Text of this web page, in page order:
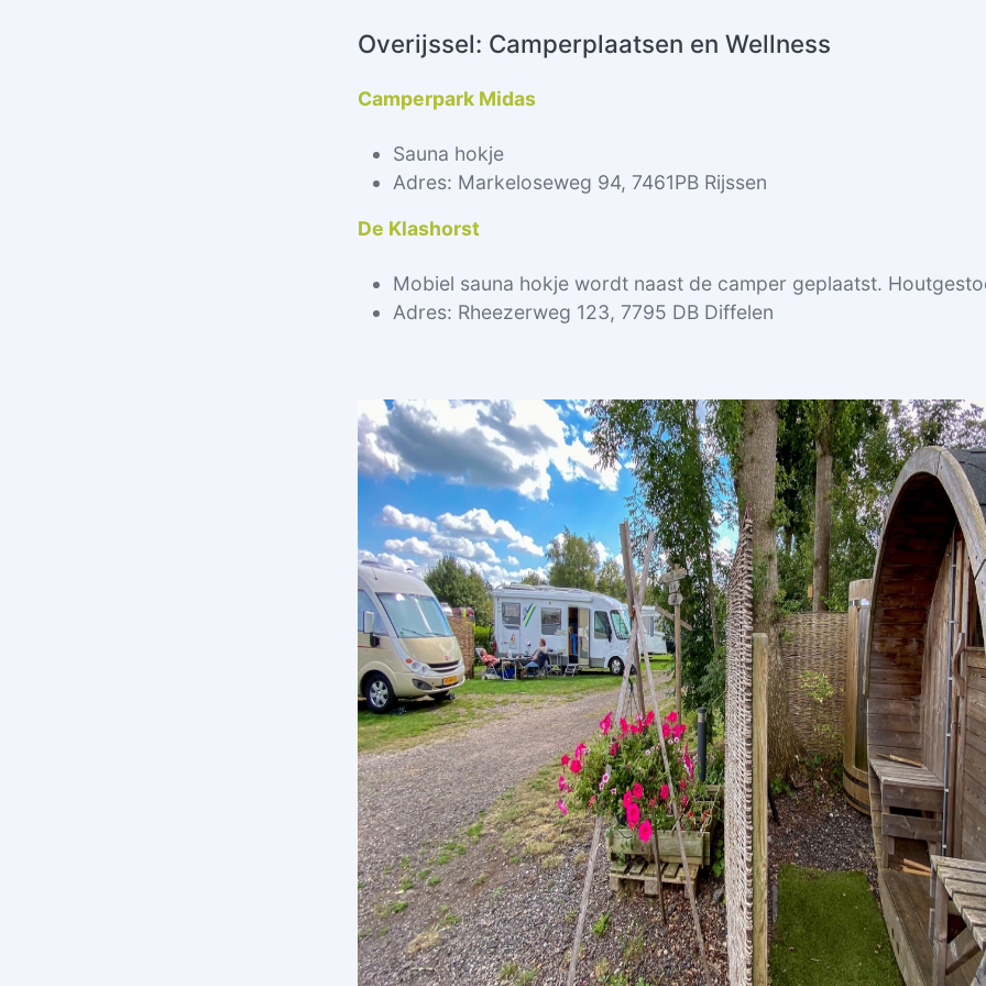
Overijssel: Camperplaatsen en Wellness
Camperpark Midas
Sauna hokje
Adres: Markeloseweg 94, 7461PB Rijssen
De Klashorst
Mobiel sauna hokje wordt naast de camper geplaatst.
Adres: Rheezerweg 123, 7795 DB Diffelen